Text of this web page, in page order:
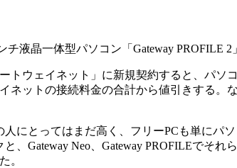
液晶一体型パソコン「Gateway PROFILE 2
ウェイネット」に新規契約すると、パソ
ネットの接続料金の合計から値引きする。
とってはまだ高く、フリーPCも単にパ
Gateway Neo、Gateway PROFILEでそれ
。